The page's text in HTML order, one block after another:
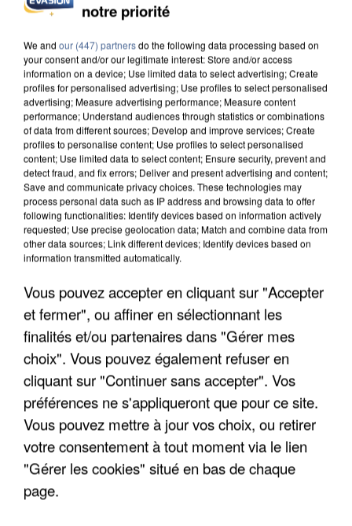
DE SOLIDARITÉ AVEC LES...
APRÈS TOUTES CES CANICULES, LES REFUGES
DE FAUNE SAUVAGE SONT...
notre priorité
We and our (447) partnersdo the following data processing based on
your consent and/or our legitimate interest: Store and/or access
information on a device; Use limited data to select advertising; Create
profiles for personalised advertising; Use profiles to select personalised
advertising; Measure advertising performance; Measure content
performance; Understand audiences through statistics or combinations
of data from different sources; Develop and improve services; Create
profiles to personalise content; Use profiles to select personalised
content; Use limited data to select content; Ensure security, prevent and
detect fraud, and fix errors; Deliver and present advertising and content;
Save and communicate privacy choices. These technologies may
process personal data such as IP address and browsing data to offer
following functionalities: Identify devices based on information actively
requested; Use precise geolocation data; Match and combine data from
other data sources; Link different devices; Identify devices based on
information transmitted automatically.
Vous pouvez accepter en cliquant sur "Accepter
et fermer", ou affiner en sélectionnant les
finalités et/ou partenaires dans "Gérer mes
choix". Vous pouvez également refuser en
cliquant sur "Continuer sans accepter". Vos
préférences ne s'appliqueront que pour ce site.
Vous pouvez mettre à jour vos choix, ou retirer
votre consentement à tout moment via le lien
"Gérer les cookies" situé en bas de chaque
page.